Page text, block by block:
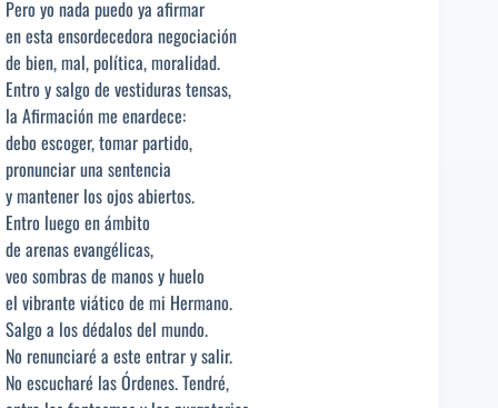
Pero yo nada puedo ya afirmar
en esta ensordecedora negociación
de bien, mal, política, moralidad.
Entro y salgo de vestiduras tensas,
la Afirmación me enardece:
debo escoger, tomar partido,
pronunciar una sentencia
y mantener los ojos abiertos.
Entro luego en ámbito
de arenas evangélicas,
veo sombras de manos y huelo
el vibrante viático de mi Hermano.
Salgo a los dédalos del mundo.
No renunciaré a este entrar y salir.
No escucharé las Órdenes. Tendré,